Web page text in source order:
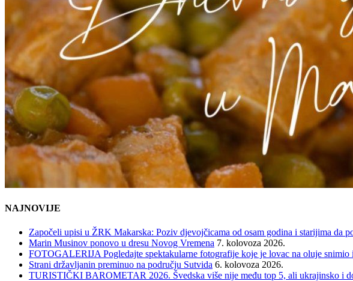
NAJNOVIJE
Započeli upisi u ŽRK Makarska: Poziv djevojčicama od osam godina i starijima da
Marin Musinov ponovo u dresu Novog Vremena 7. kolovoza 2026.
FOTOGALERIJA Pogledajte spektakularne fotografije koje je lovac na oluje snimio
Strani državljanin preminuo na području Sutvida 6. kolovoza 2026.
TURISTIČKI BAROMETAR 2026. Švedska više nije među top 5, ali ukrajinsko i